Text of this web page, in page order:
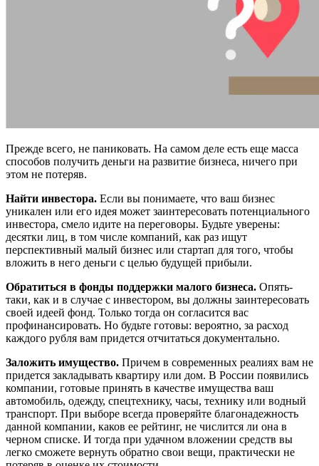
Прежде всего, не паниковать. На самом деле есть еще масса
способов получить деньги на развитие бизнеса, ничего при
этом не потеряв.
Найти инвестора. Если вы понимаете, что ваш бизнес
уникален или его идея может заинтересовать потенциального
инвестора, смело идите на переговоры. Будьте уверены:
десятки лиц, в том числе компаний, как раз ищут
перспективный малый бизнес или стартап для того, чтобы
вложить в него деньги с целью будущей прибыли.
Обратиться в фонды поддержки малого бизнеса. Опять-
таки, как и в случае с инвестором, вы должны заинтересовать
своей идеей фонд. Только тогда он согласится вас
профинансировать. Но будьте готовы: вероятно, за расход
каждого рубля вам придется отчитаться документально.
Заложить имущество. Причем в современных реалиях вам не
придется закладывать квартиру или дом. В России появились
компании, готовые принять в качестве имущества ваш
автомобиль, одежду, спецтехнику, часы, технику или водный
транспорт. При выборе всегда проверяйте благонадежность
данной компании, каков ее рейтинг, не числится ли она в
черном списке. И тогда при удачном вложении средств вы
легко сможете вернуть обратно свои вещи, практически не